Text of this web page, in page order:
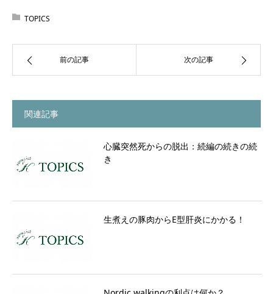
TOPICS
前の記事 次の記事
関連記事
心臓突然死からの脱出：続編の続きの続
き
生煮えの豚肉からE型肝炎にかかる！